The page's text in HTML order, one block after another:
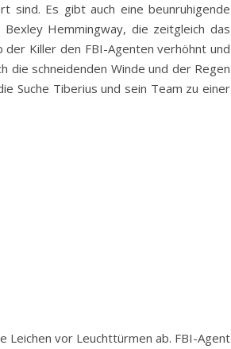
sind. Es gibt auch eine beunruhigende
Hemmingway, die zeitgleich das
Killer den FBI-Agenten verhöhnt und
die schneidenden Winde und der Regen
Suche Tiberius und sein Team zu einer
Leichen vor Leuchttürmen ab. FBI-Agent